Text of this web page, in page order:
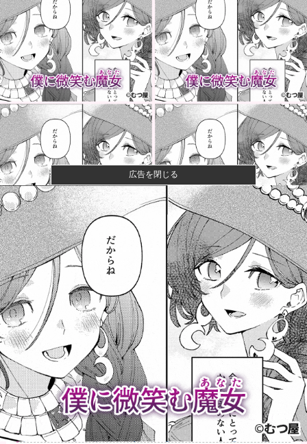
【画像】70過ぎてからドラクエ10を始めた父が急逝→
娘が活動...
【画像】女子大生「花火見に行ったよ」→花火を見せ
たいのか自分...
【放送事故】フジテレビ、女子大生を大量投入して闇
深エロ番組ｗ...
【速報】ひろゆき、離婚へｗｗｗ
某バラエティに出演した偏差値70エリート軍団、「こ
んな好感度...
茨城県、群馬県のパスポートを『丸パクリ』して発行
へ！ 知事「...
本物のスパイ、政府批判どころか「むしろ政府の味
方」を演じて潜...
カープ〝屈辱〟横浜に3タテされ5連敗。鈴木健矢6回1
失点快投...
【ウマ娘】スティルと別れた後にハローさんと飲みに
行きたい他
【動画】声優芸人という新たなポジションを確立した
広告を閉じる